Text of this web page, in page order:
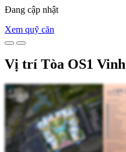
Đang cập nhật
Xem quỹ căn
Vị trí Tòa OS1